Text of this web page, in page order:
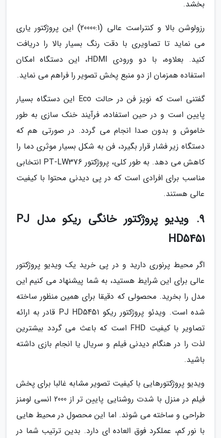
بخشد.
رزولوشن بالا و کنتراست عالی (20000:1) این پروژکتور یاری
می نماید تا تصاویری با دقت رنگ بسیار بالا را دریافت
کنید. بعلاوه، با دو ورودی HDMI، این دستگاه امکان
استفاده همزمان از دو منبع پخش تصویر را فراهم می نماید.
گفتنی است که نویز فن در حالت Eco این دستگاه بسیار
پایین است و در حین استفاده، فرآیند خنک سازی به طور
خاموش و بدون صدا انجام می گردد. در صورتی هم که
دستگاه زیر فشار قرار بگیرد، فن به شکل بسیار موثری دما را
کاهش می دهد. به طور کلی، پروژکتور PT-LW376 انتخابی
مناسب برای افرادی است که در پی دیدنی محتوا با کیفیت
عالی هستند.
9. ویدیو پروژکتور خانگی ریکو مدل PJ
HD5451
اگر محیط پرنوری دارید و در پی خرید یک ویدیو پروژکتور
عالی برای این شرایط هستید، به شما پیشنهاد می کنیم این
مدل را بخرید. محصولی که دقیقا برای همین منظور ساخته
شده است. ویدئو پروژکتور ریکو PJ HD5451 قادر به ارائه
تصاویر با کیفیت FHD است که باعث می گردد بیشترین
لذت را در هنگام دیدنی فیلم و سریال یا انجام بازی داشته
باشید.
ویدیو پروژکتورهایی با کیفیت تصویر مشابه غالبا برای پخش
فیلم در منزل با شدت روشنایی پایین تر از 2000 انسی لومنز
طراحی و ساخته می شوند. اما این محصول در محیط هایی
با نور کم، عملکرد فوق العاده ای دارد. بدین ترتیب شما در